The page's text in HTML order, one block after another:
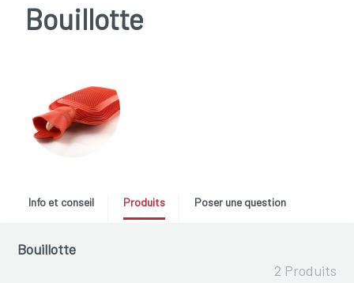
Bouillotte
Info et conseil Produits Poser une question
Bouillotte
2 Produits